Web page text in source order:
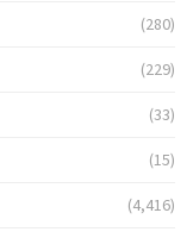
(280)
(229)
(33)
(15)
(4,416)